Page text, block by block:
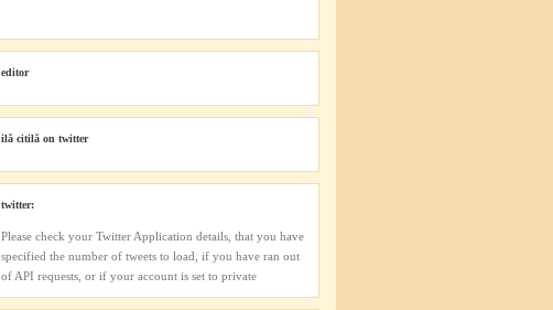
editor
ilă citilă on twitter
twitter:
Please check your Twitter Application details, that you have
specified the number of tweets to load, if you have ran out
of API requests, or if your account is set to private